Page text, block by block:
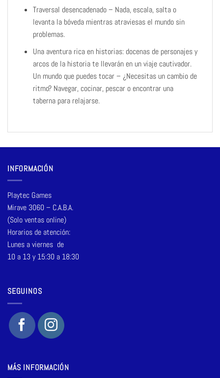
Traversal desencadenado – Nada, escala, salta o
levanta la bóveda mientras atraviesas el mundo sin
problemas.
Una aventura rica en historias: docenas de personajes y
arcos de la historia te llevarán en un viaje cautivador.
Un mundo que puedes tocar – ¿Necesitas un cambio de
ritmo? Navegar, cocinar, pescar o encontrar una
taberna para relajarse.
INFORMACIÓN
Playtec Games
Mirave 3060 – C.A.B.A.
(Solo ventas online)
Horarios de atención:
Lunes a viernes de
10 a 13 y 15:30 a 18:30
SEGUINOS
MÁS INFORMACIÓN